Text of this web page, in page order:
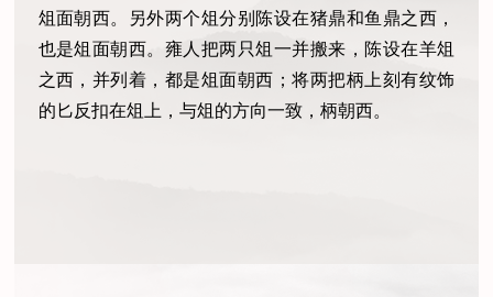
俎面朝西。另外两个俎分别陈设在猪鼎和鱼鼎之西，
也是俎面朝西。雍人把两只俎一并搬来，陈设在羊俎
之西，并列着，都是俎面朝西；将两把柄上刻有纹饰
的匕反扣在俎上，与俎的方向一致，柄朝西。